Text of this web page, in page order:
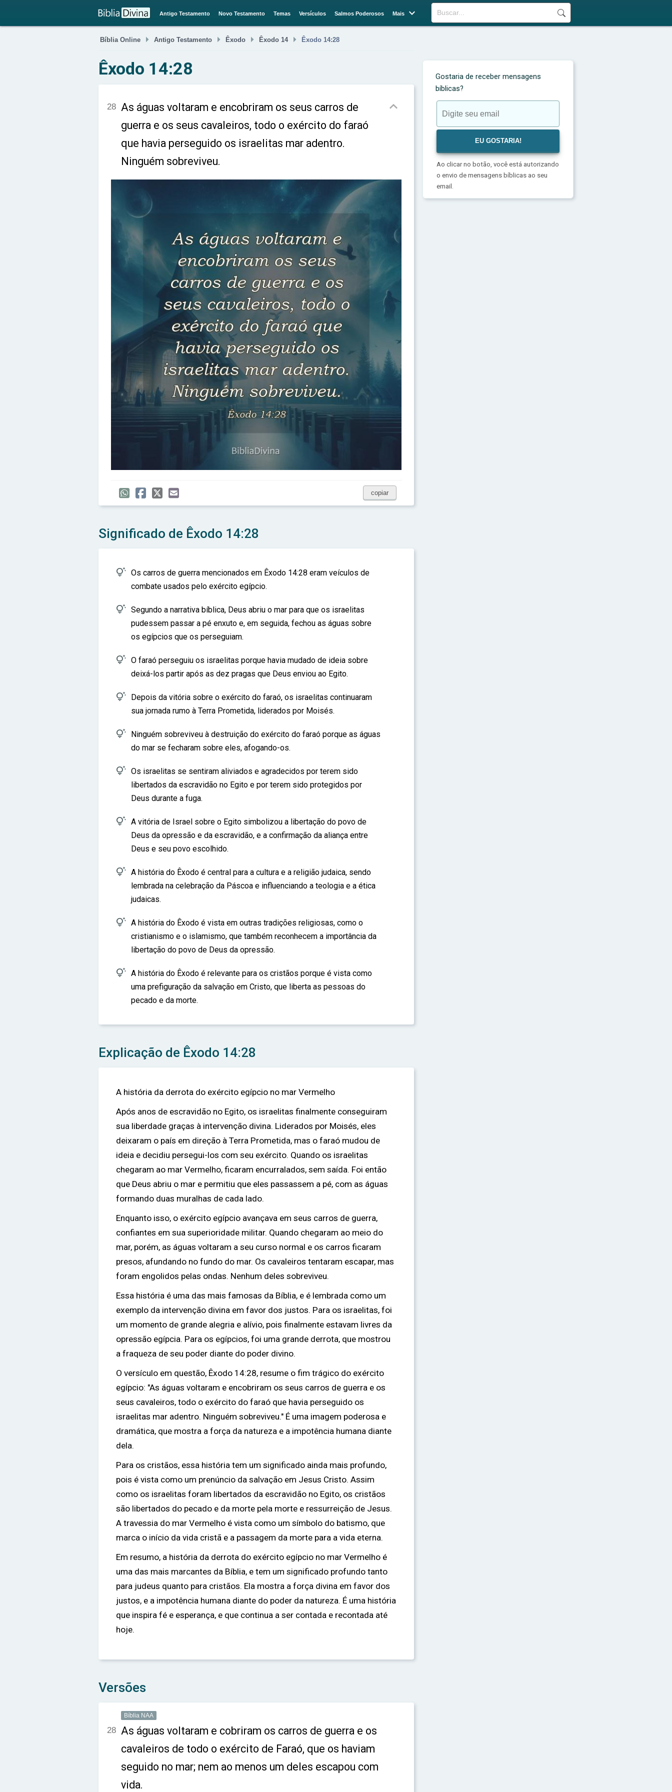
Buscar
Antigo Testamento Novo Testamento Temas Versículos Salmos Poderosos Mais 
Bíblia Online  Antigo Testamento  Êxodo  Êxodo 14 Êxodo 14:28
Êxodo 14:28
28 As águas voltaram e encobriram os seus carros de
guerra e os seus cavaleiros, todo o exército do faraó
que havia perseguido os israelitas mar adentro.
Ninguém sobreviveu.

copiar
Significado de Êxodo 14:28
 Os carros de guerra mencionados em Êxodo 14:28 eram veículos de
combate usados pelo exército egípcio.
 Segundo a narrativa bíblica, Deus abriu o mar para que os israelitas
pudessem passar a pé enxuto e, em seguida, fechou as águas sobre
os egípcios que os perseguiam.
 O faraó perseguiu os israelitas porque havia mudado de ideia sobre
deixá-los partir após as dez pragas que Deus enviou ao Egito.
 Depois da vitória sobre o exército do faraó, os israelitas continuaram
sua jornada rumo à Terra Prometida, liderados por Moisés.
 Ninguém sobreviveu à destruição do exército do faraó porque as águas
do mar se fecharam sobre eles, afogando-os.
 Os israelitas se sentiram aliviados e agradecidos por terem sido
libertados da escravidão no Egito e por terem sido protegidos por
Deus durante a fuga.
 A vitória de Israel sobre o Egito simbolizou a libertação do povo de
Deus da opressão e da escravidão, e a confirmação da aliança entre
Deus e seu povo escolhido.
 A história do Êxodo é central para a cultura e a religião judaica, sendo
lembrada na celebração da Páscoa e influenciando a teologia e a ética
judaicas.
 A história do Êxodo é vista em outras tradições religiosas, como o
cristianismo e o islamismo, que também reconhecem a importância da
libertação do povo de Deus da opressão.
 A história do Êxodo é relevante para os cristãos porque é vista como
uma prefiguração da salvação em Cristo, que liberta as pessoas do
pecado e da morte.
Explicação de Êxodo 14:28
A história da derrota do exército egípcio no mar Vermelho
Após anos de escravidão no Egito, os israelitas finalmente conseguiram
sua liberdade graças à intervenção divina. Liderados por Moisés, eles
deixaram o país em direção à Terra Prometida, mas o faraó mudou de
ideia e decidiu persegui-los com seu exército. Quando os israelitas
chegaram ao mar Vermelho, ficaram encurralados, sem saída. Foi então
que Deus abriu o mar e permitiu que eles passassem a pé, com as águas
formando duas muralhas de cada lado.
Enquanto isso, o exército egípcio avançava em seus carros de guerra,
confiantes em sua superioridade militar. Quando chegaram ao meio do
mar, porém, as águas voltaram a seu curso normal e os carros ficaram
presos, afundando no fundo do mar. Os cavaleiros tentaram escapar, mas
foram engolidos pelas ondas. Nenhum deles sobreviveu.
Essa história é uma das mais famosas da Bíblia, e é lembrada como um
exemplo da intervenção divina em favor dos justos. Para os israelitas, foi
um momento de grande alegria e alívio, pois finalmente estavam livres da
opressão egípcia. Para os egípcios, foi uma grande derrota, que mostrou
a fraqueza de seu poder diante do poder divino.
O versículo em questão, Êxodo 14:28, resume o fim trágico do exército
egípcio: "As águas voltaram e encobriram os seus carros de guerra e os
seus cavaleiros, todo o exército do faraó que havia perseguido os
israelitas mar adentro. Ninguém sobreviveu." É uma imagem poderosa e
dramática, que mostra a força da natureza e a impotência humana diante
dela.
Para os cristãos, essa história tem um significado ainda mais profundo,
pois é vista como um prenúncio da salvação em Jesus Cristo. Assim
como os israelitas foram libertados da escravidão no Egito, os cristãos
são libertados do pecado e da morte pela morte e ressurreição de Jesus.
A travessia do mar Vermelho é vista como um símbolo do batismo, que
marca o início da vida cristã e a passagem da morte para a vida eterna.
Em resumo, a história da derrota do exército egípcio no mar Vermelho é
uma das mais marcantes da Bíblia, e tem um significado profundo tanto
para judeus quanto para cristãos. Ela mostra a força divina em favor dos
justos, e a impotência humana diante do poder da natureza. É uma história
que inspira fé e esperança, e que continua a ser contada e recontada até
hoje.
Versões
Bíblia NAA
28 As águas voltaram e cobriram os carros de guerra e os
cavaleiros de todo o exército de Faraó, que os haviam
seguido no mar; nem ao menos um deles escapou com
vida.
Gostaria de receber mensagens
bíblicas?
Ao clicar no botão, você está autorizando
o envio de mensagens bíblicas ao seu
email.